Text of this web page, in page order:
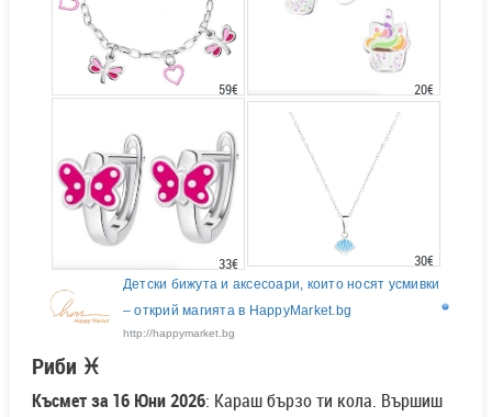
59€ 20€
33€ 30€
Детски бижута и аксесоари, които носят усмивки
– открий магията в HappyMarket.bg
http://happymarket.bg
Риби ♓
Късмет за 16 Юни 2026: Караш бързо ти кола. Вършиш